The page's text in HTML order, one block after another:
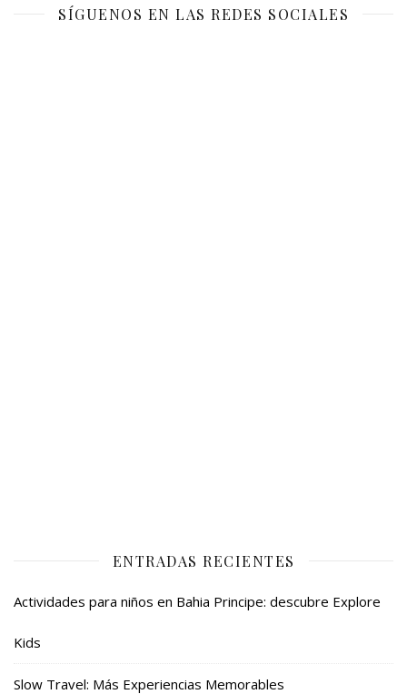
SÍGUENOS EN LAS REDES SOCIALES
ENTRADAS RECIENTES
Actividades para niños en Bahia Principe: descubre Explore
Kids
Slow Travel: Más Experiencias Memorables